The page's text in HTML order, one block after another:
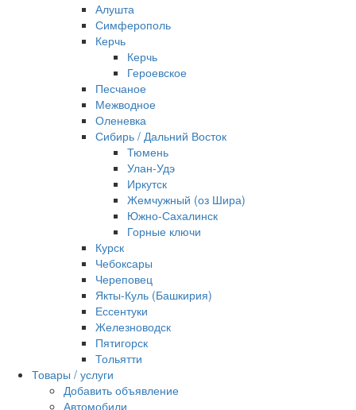
Алушта
Симферополь
Керчь
Керчь
Героевское
Песчаное
Межводное
Оленевка
Сибирь / Дальний Восток
Тюмень
Улан-Удэ
Иркутск
Жемчужный (оз Шира)
Южно‐Сахалинск
Горные ключи
Курск
Чебоксары
Череповец
Якты-Куль (Башкирия)
Ессентуки
Железноводск
Пятигорск
Тольятти
Товары / услуги
Добавить объявление
Автомобили